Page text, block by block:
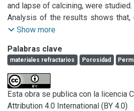
temperatura o tiempos de
densificación (disminución de
permeabilidad. Esto permite
and lapse of calcining, were studied.
Analysis of the results shows that,
the size of the particles, or an
permeability, reduced, while
temperature or in the lapse of
(diminution of porosity) and
allows the outlining of a theory on
that is to be developed.
Show more
Palabras clave
materiales refractarios Porosidad
Esta obra se publica con la licencia
Attribution 4.0 International (BY 4.0)